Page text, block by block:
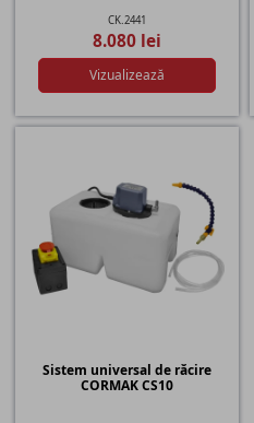
CK.2441
8.080 lei
Vizualizează
Sistem universal de răcire
CORMAK CS10